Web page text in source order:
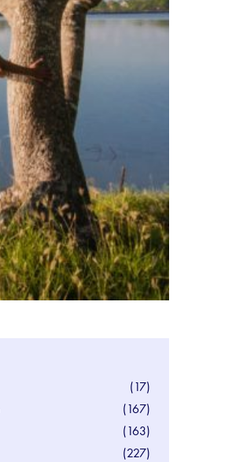
(17)
(167)
(163)
(227)